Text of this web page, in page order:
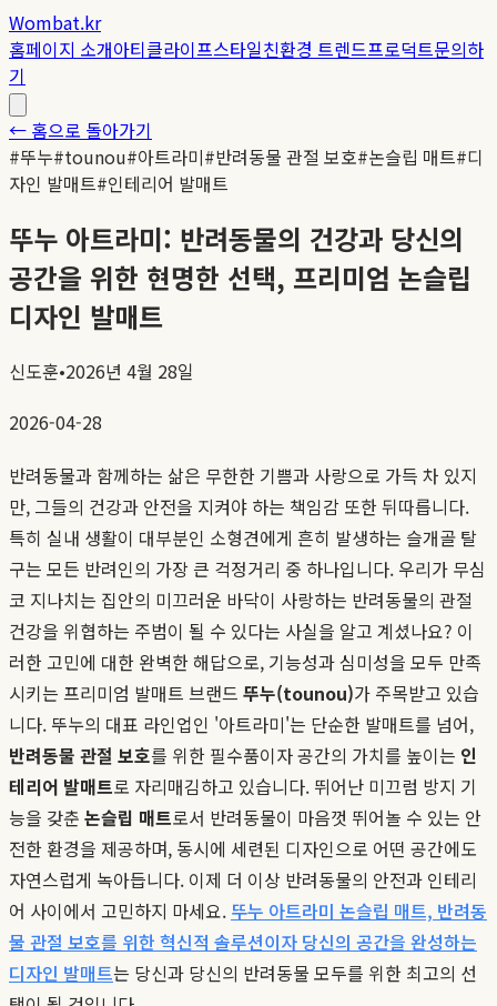
Wombat.kr
홈페이지 소개아티클라이프스타일친환경 트렌드프로덕트문의하
기
← 홈으로 돌아가기
#뚜누#tounou#아트라미#반려동물 관절 보호#논슬립 매트#디
자인 발매트#인테리어 발매트
뚜누 아트라미: 반려동물의 건강과 당신의
공간을 위한 현명한 선택, 프리미엄 논슬립
디자인 발매트
신도훈•2026년 4월 28일
2026-04-28
반려동물과 함께하는 삶은 무한한 기쁨과 사랑으로 가득 차 있지
만, 그들의 건강과 안전을 지켜야 하는 책임감 또한 뒤따릅니다.
특히 실내 생활이 대부분인 소형견에게 흔히 발생하는 슬개골 탈
구는 모든 반려인의 가장 큰 걱정거리 중 하나입니다. 우리가 무심
코 지나치는 집안의 미끄러운 바닥이 사랑하는 반려동물의 관절
건강을 위협하는 주범이 될 수 있다는 사실을 알고 계셨나요? 이
러한 고민에 대한 완벽한 해답으로, 기능성과 심미성을 모두 만족
시키는 프리미엄 발매트 브랜드 뚜누(tounou)가 주목받고 있습
니다. 뚜누의 대표 라인업인 '아트라미'는 단순한 발매트를 넘어,
반려동물 관절 보호를 위한 필수품이자 공간의 가치를 높이는 인
테리어 발매트로 자리매김하고 있습니다. 뛰어난 미끄럼 방지 기
능을 갖춘 논슬립 매트로서 반려동물이 마음껏 뛰어놀 수 있는 안
전한 환경을 제공하며, 동시에 세련된 디자인으로 어떤 공간에도
자연스럽게 녹아듭니다. 이제 더 이상 반려동물의 안전과 인테리
어 사이에서 고민하지 마세요. 뚜누 아트라미 논슬립 매트, 반려동
물 관절 보호를 위한 혁신적 솔루션이자 당신의 공간을 완성하는
디자인 발매트는 당신과 당신의 반려동물 모두를 위한 최고의 선